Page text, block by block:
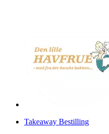
Takeaway Bestilling